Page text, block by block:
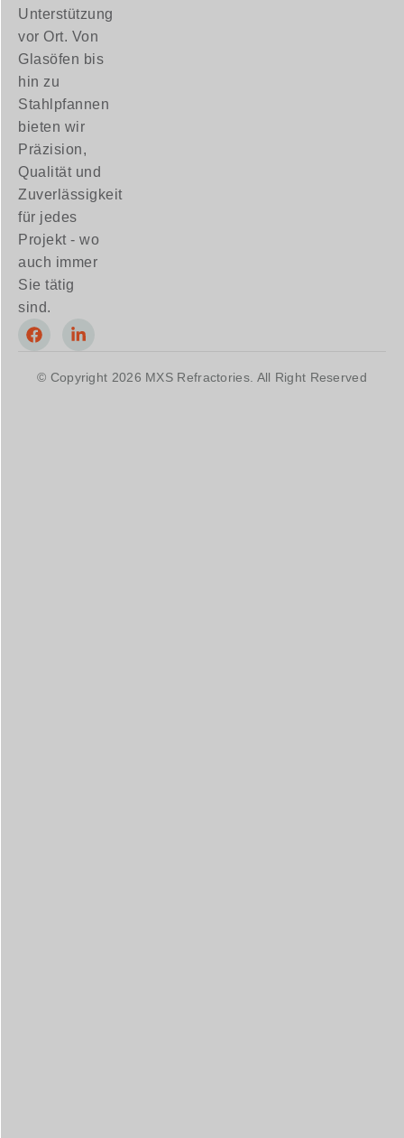
Unterstützung
vor Ort. Von
Glasöfen bis
hin zu
Stahlpfannen
bieten wir
Präzision,
Qualität und
Zuverlässigkeit
für jedes
Projekt - wo
auch immer
Sie tätig
sind.
© Copyright 2026 MXS Refractories. All Right Reserved